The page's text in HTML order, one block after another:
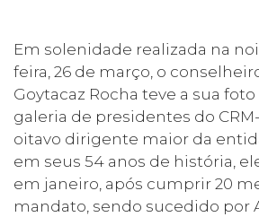
Em solenidade realizada na
feira, 26 de março, o
Goytacaz Rocha teve a sua
galeria de presidentes do
oitavo dirigente maior da
em seus 54 anos de história,
em janeiro, após cumprir 20
mandato, sendo sucedido por